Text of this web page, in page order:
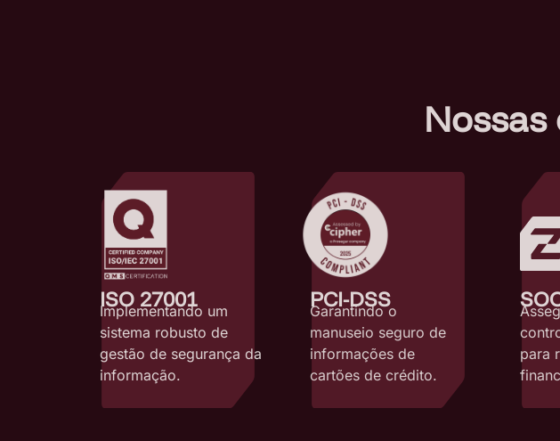
ISO 27001
Implementando um
sistema robusto de
gestão de segurança da
informação.
PCI-DSS
Garantindo o
manuseio seguro de
informações de
cartões de crédito.
para